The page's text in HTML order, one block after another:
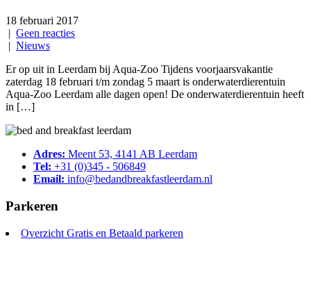
18 februari 2017
| Geen reacties
| Nieuws
Er op uit in Leerdam bij Aqua-Zoo Tijdens voorjaarsvakantie
zaterdag 18 februari t/m zondag 5 maart is onderwaterdierentuin
Aqua-Zoo Leerdam alle dagen open! De onderwaterdierentuin heeft
in […]
Adres: Meent 53, 4141 AB Leerdam
Tel: +31 (0)345 - 506849
Email: info@bedandbreakfastleerdam.nl
Parkeren
Overzicht Gratis en Betaald parkeren